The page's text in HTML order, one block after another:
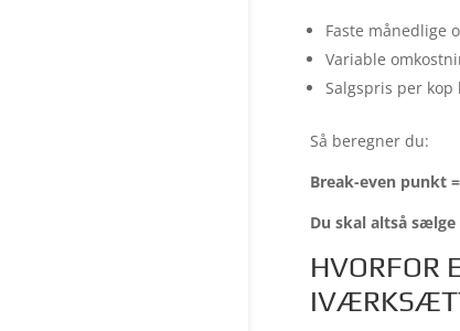
Faste månedlige
Variable
Salgspris per kop
Så beregner du:
Break-even punkt
Du skal altså
HVORFOR